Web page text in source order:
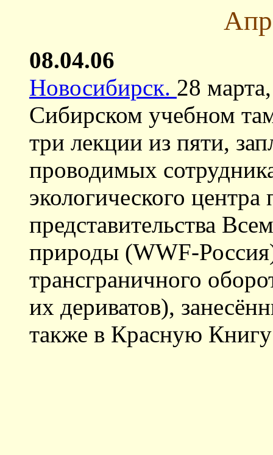
08.04.06
Новосибирск. 28
Сибирском учебном
три лекции из пяти,
проводимых
экологического
представительства
природы (WWF-
трансграничного
их дериватов),
также в Красную